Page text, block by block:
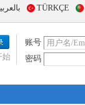
TÜRKÇE
账号
密码
始